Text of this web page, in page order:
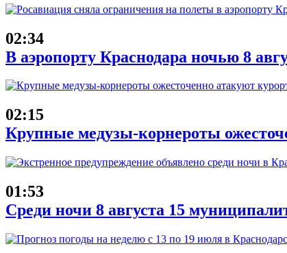
02:34
В аэропорту Краснодара ночью 8
02:15
Крупные медузы-корнероты
01:53
Среди ночи 8 августа 15